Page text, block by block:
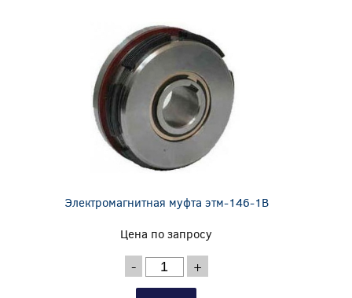
Электромагнитная муфта этм-146-1В
Цена по запросу
- +